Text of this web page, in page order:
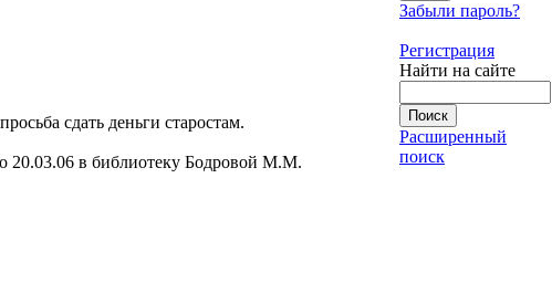
сдать деньги старостам.
20.03.06 в библиотеку Бодровой М.М.
Забыли пароль?
Регистрация
Найти на сайте
Расширенный
поиск